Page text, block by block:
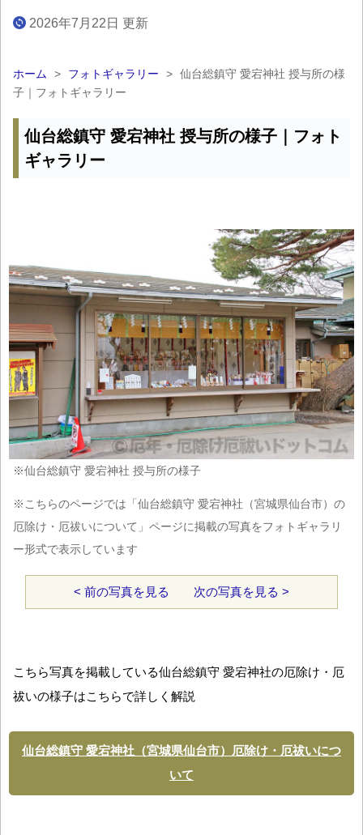
2026年7月22日 更新
ホーム > フォトギャラリー > 仙台総鎮守 愛宕神社 授与所の様
子｜フォトギャラリー
仙台総鎮守 愛宕神社 授与所の様子｜フォト
ギャラリー
※仙台総鎮守 愛宕神社 授与所の様子
※こちらのページでは「仙台総鎮守 愛宕神社（宮城県仙台市）の
厄除け・厄祓いについて」ページに掲載の写真をフォトギャラリ
ー形式で表示しています
< 前の写真を見る 次の写真を見る >
こちら写真を掲載している仙台総鎮守 愛宕神社の厄除け・厄
祓いの様子はこちらで詳しく解説
仙台総鎮守 愛宕神社（宮城県仙台市）厄除け・厄祓いにつ
いて